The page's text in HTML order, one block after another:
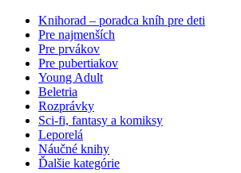
Knihorad – poradca kníh pre deti
Pre najmenších
Pre prvákov
Pre pubertiakov
Young Adult
Beletria
Rozprávky
Sci-fi, fantasy a komiksy
Leporelá
Náučné knihy
Ďalšie kategórie